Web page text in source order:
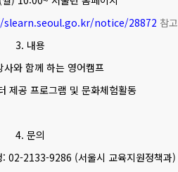
notice/28872 참고
3. 내용
사와 함께 하는 영어캠프
제공 프로그램 및 문화체험활동
4. 문의
02-2133-9286 (서울시 교육지원정책과)